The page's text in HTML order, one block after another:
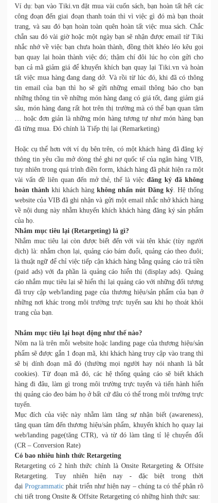
Ví dụ: bạn vào Tiki.vn đặt mua vài cuốn sách, bạn hoàn tất hết các
công đoạn đến giai đoạn thanh toán thì vì việc gì đó mà bạn thoát
trang, và sau đó bạn hoàn toàn quên hoàn tất việc mua sách. Chắc
chắn sau đó vài giờ hoặc một ngày bạn sẽ nhận được email từ Tiki
nhắc nhớ về việc bạn chưa hoàn thành, đồng thời khéo léo kêu gọi
bạn quay lại hoàn thành việc đó; thậm chí đôi lúc họ còn gửi cho
bạn cả mã giảm giá để khuyến khích bạn quay lại Tiki.vn và hoàn
tất việc mua hàng đang dang dở. Và rồi từ lúc đó, khi đã có thông
tin email của bạn thì họ sẽ gửi những email thông báo cho bạn
những thông tin về những món hàng đang có giá tốt, đang giảm giá
sâu, món hàng đang rất hot trên thị trường mà có thể bạn quan tâm
… hoặc đơn giản là những món hàng tương tự như món hàng bạn
đã từng mua. Đó chính là Tiếp thị lại (Remarketing)
Hoặc cụ thể hơn với ví dụ bên trên, có một khách hàng đã đăng ký
thông tin yêu cầu mở dòng thẻ ghi nợ quốc tế của ngân hàng VIB,
tuy nhiên trong quá trình điền form, khách hàng đã phát hiện ra một
vài vấn đề liên quan đến mở thẻ, thế là việcđăng ký đã không
hoàn thành khi khách hàng không nhấn nút Đăng ký. Hệ thống
website của VIB đã ghi nhận và gửi một email nhắc nhở khách hàng
về nội dung này nhằm khuyến khích khách hàng đăng ký sản phẩm
của họ.
Nhắm mục tiêu lại (Retargeting) là gì?
Nhắm muc tiêu lại còn được biết đến với vài tên khác (tùy người
dịch) là: nhắm chọn lại, quảng cáo bám đuổi, quảng cáo theo đuôi;
là thuật ngữ để chỉ việc tiếp cận khách hàng bằng quảng cáo trả tiền
(paid ads) với đa phần là quảng cáo hiển thị (display ads). Quảng
cáo nhắm mục tiêu lại sẽ hiển thị lại quảng cáo với những đối tượng
đã truy cập web/landing page của thương hiệu/sản phẩm của bạn ở
những nơi khác trong môi trường trực tuyến sau khi họ thoát khỏi
trang của bạn.
Nhắm mục tiêu lại hoạt động như thế nào?
Nôm na là trên mỗi website hoặc landing page của thương hiệu/sản
phẩm sẽ được gắn 1 đoạn mã, khi khách hàng truy cập vào trang thì
sẽ bị dính đoạn mã đó (thường mọi người hay nói nhanh là bắt
cookies). Từ đoạn mã đó, các hệ thống quảng cáo sẽ biết khách
hàng đi đâu, làm gì trong môi trường trực tuyến và tiến hành hiển
thị quảng cáo đeo bám họ ở bất cứ đâu có thể trong môi trường trực
tuyến.
Mục đích của việc này nhằm làm tăng sự nhận biết (awareness),
tăng quan tâm đến thương hiệu/sản phẩm, khuyến khích họ quay lại
web/landing page(tăng CTR), và từ đó làm tăng tỉ lệ chuyển đổi
(CR – Conversion Rate)
Có bao nhiêu hình thức Retargeting
Retargeting có 2 hình thức chính là Onsite Retargeting & Offsite
Retargeting. Tuy nhiên hiện nay - đặc biệt trong thời
đạiProgrammatic phát triển như hiện nay – chúng ta có thể phân rõ
chi tiết trong Onsite & Offsite Retargeting có những hình thức sau: